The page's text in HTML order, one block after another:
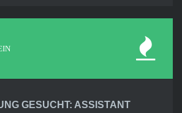
GESUCHT: ASSISTANT